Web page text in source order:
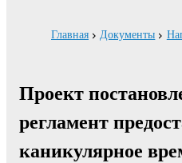
Главная Документы
Проект
регламент
каникулярное